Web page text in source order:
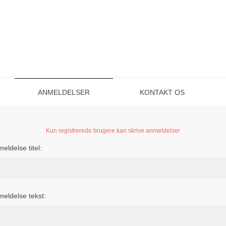
ANMELDELSER KONTAKT OS
Kun registrerede brugere kan skrive anmeldelser
titel:
tekst: